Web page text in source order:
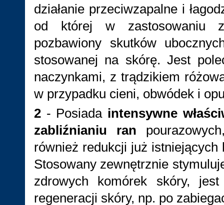
działanie przeciwzapalne i
od której w zastosowaniu
pozbawiony skutków
stosowanej na skórę. Jest
naczynkami, z trądzikiem
w przypadku cieni, obwódek i
2 - Posiada intensywne
zabliźnianiu ran
również redukcji już
Stosowany zewnętrznie
zdrowych komórek skóry,
regeneracji skóry, np. po